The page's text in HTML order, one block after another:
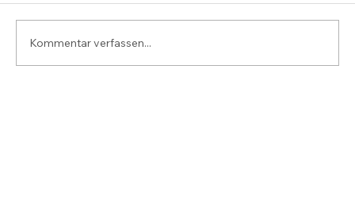
Kommentar verfassen...